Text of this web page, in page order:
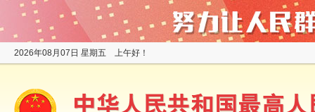
2026年08月07日 星期五 上午好！